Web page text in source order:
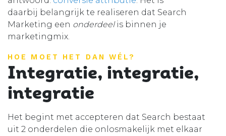
daarbij belangrijk te realiseren dat Search
Marketing een onderdeelis binnen je
marketingmix.
HOE MOET HET DAN WÉL?
Integratie, integratie,
integratie
Het begint met accepteren dat Search bestaat
uit 2 onderdelen die onlosmakelijk met elkaar